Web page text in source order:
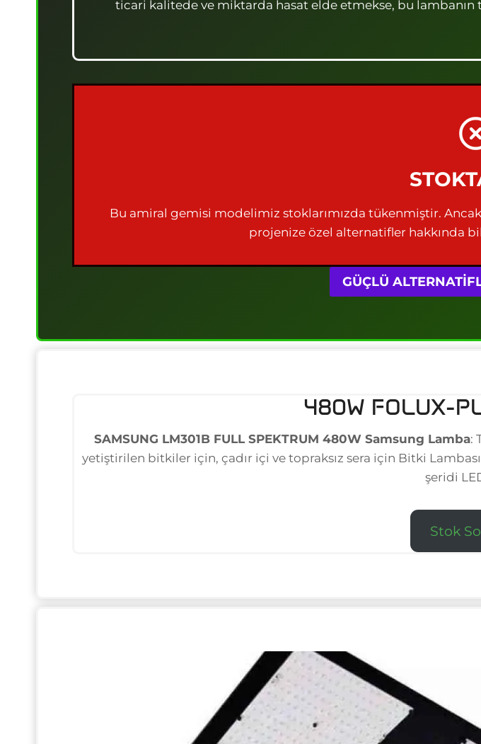
ticari kalitede ve miktarda hasat elde etmekse, bu
Bu amiral gemisi modelimiz stoklarımızda tükenmiştir.
projenize özel alternatifler hakkında
GÜÇLÜ
480W FOLUX-
SAMSUNG LM301B FULL SPEKTRUM 480W Samsung Lamba:
yetiştirilen bitkiler için, çadır içi ve topraksız sera için Bitki
şeridi
Stok